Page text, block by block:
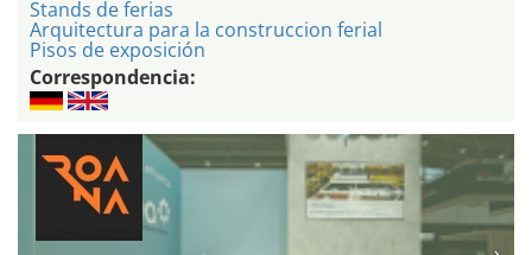
Stands de ferias
Arquitectura para la construccion ferial
Pisos de exposición
Correspondencia: